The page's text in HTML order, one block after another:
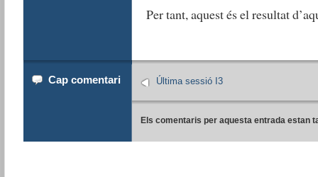
Per tant, aquest és el resultat
Cap comentari Última sessió I3
Els comentaris per aquesta entrada estan